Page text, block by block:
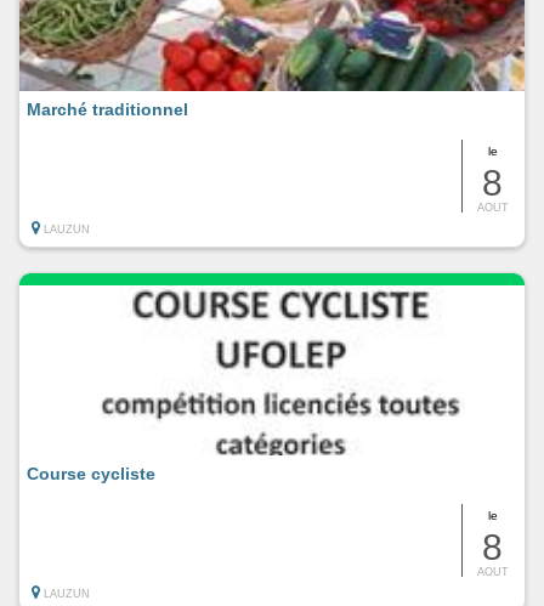
le
8
AOUT
Marché traditionnel
LAUZUN
le
8
AOUT
Course cycliste
LAUZUN